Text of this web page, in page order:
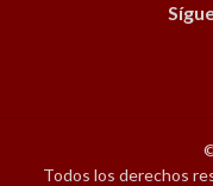
Todos los derechos